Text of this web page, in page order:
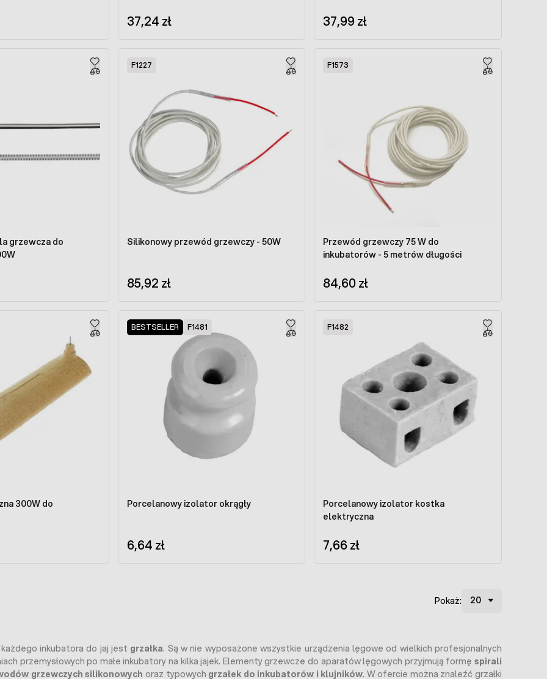
37,24 zł 37,99 zł
grzewcza do
F1227
Silikonowy przewód grzewczy - 50W
85,92 zł
F1573
Przewód grzewczy 75 W do
inkubatorów - 5 metrów długości
84,60 zł
300W do
BESTSELLER F1481
Porcelanowy izolator okrągły
6,64 zł
F1482
Porcelanowy izolator kostka
elektryczna
7,66 zł
Pokaż:
inkubatora do jaj jest grzałka. Są w nie wyposażone wszystkie urządzenia lęgowe od wielkich profesjonalnych
przemysłowych po małe inkubatory na kilka jajek. Elementy grzewcze do aparatów lęgowych przyjmują formę spirali
grzewczych silikonowych oraz typowych grzałek do inkubatorów i klujników. W ofercie można znaleźć grzałki